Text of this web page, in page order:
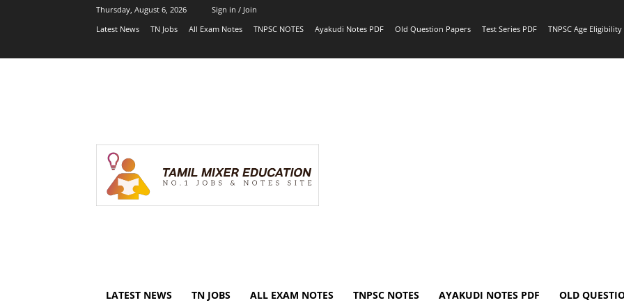
Thursday, August 6, 2026
Sign in / Join
Latest News
TN Jobs All Exam Notes TNPSC NOTES Ayakudi Notes PDF Old Question Papers Test Series PDF TNPSC Age
LATEST NEWS TN JOBS ALL EXAM NOTES TNPSC NOTES AYAKUDI NOTES PDF OLD